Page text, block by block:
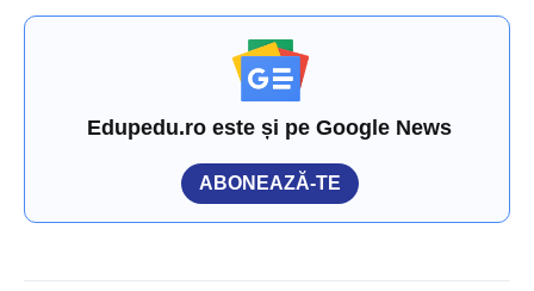
Edupedu.ro este și pe Google News
ABONEAZĂ-TE